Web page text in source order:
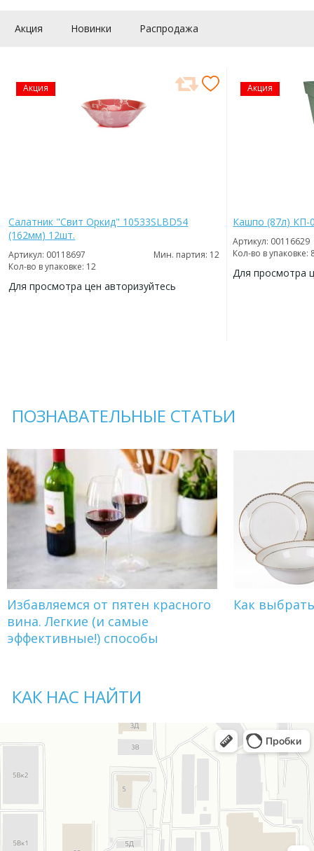
Акция Новинки Распродажа
Акция
Салатник "Свит Оркид" 10533SLBD54
(162мм) 12шт.
Артикул: 00118697
Мин. партия: 12
Кол-во в упаковке: 12
Для просмотра цен авторизуйтесь
Акция
Кашпо (87л) КП-
Артикул: 00116629
Кол-во в упаковке:
Для просмотра
ПОЗНАВАТЕЛЬНЫЕ СТАТЬИ
Избавляемся от пятен красного
вина. Легкие (и самые
эффективные!) способы
Как
КАК НАС НАЙТИ